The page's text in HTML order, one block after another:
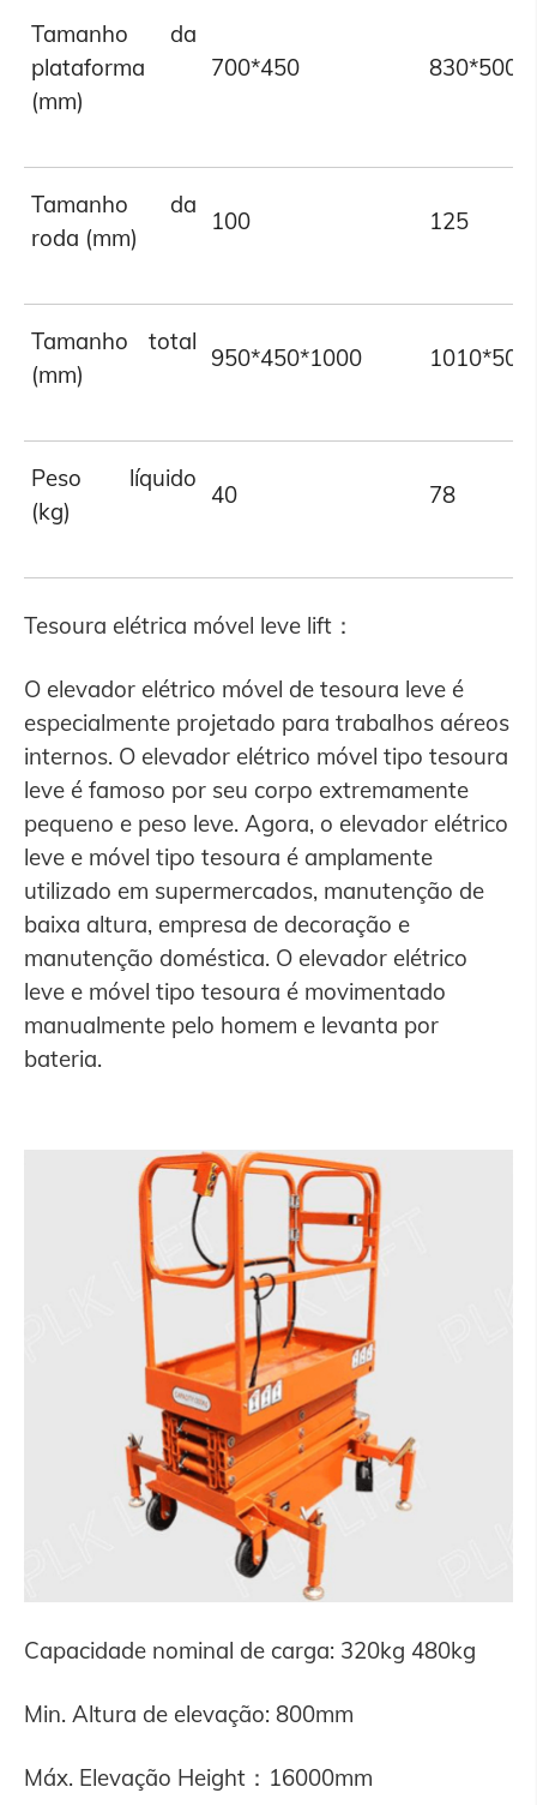
Tamanho da
plataforma
(mm)
700*450 830*500
Tamanho da
roda (mm)
100 125
Tamanho total
(mm)
950*450*1000
Peso líquido
(kg)
40 78
Tesoura elétrica móvel leve lift：
O elevador elétrico móvel de tesoura leve é
especialmente projetado para trabalhos aéreos
internos. O elevador elétrico móvel tipo tesoura
leve é famoso por seu corpo extremamente
pequeno e peso leve. Agora, o elevador elétrico
leve e móvel tipo tesoura é amplamente
utilizado em supermercados, manutenção de
baixa altura, empresa de decoração e
manutenção doméstica. O elevador elétrico
leve e móvel tipo tesoura é movimentado
manualmente pelo homem e levanta por
bateria.
Capacidade nominal de carga: 320kg 480kg
Min. Altura de elevação: 800mm
Máx. Elevação Height：16000mm